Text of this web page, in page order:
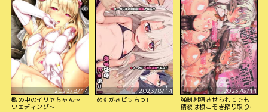
2023/8/14
檻の中のイリヤちゃん～
ウェディング～
2023/8/14
めすがきビッちっ!
2023/8/11
強制射精させられてでも
精液は根こそぎ搾り取り